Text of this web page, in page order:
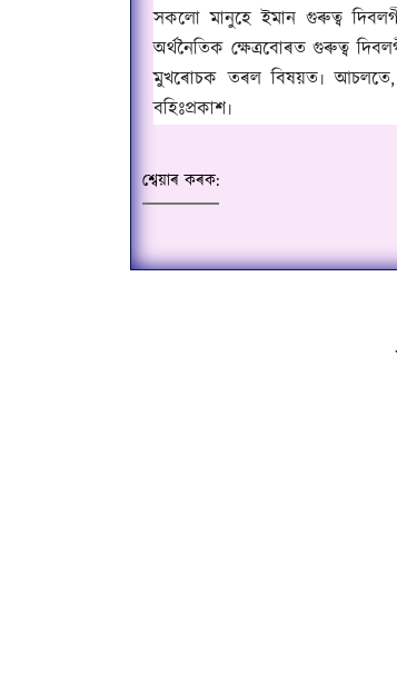
সকলো মানুহে ইমান গুৰুত্ব দিবল
অৰ্থনৈতিক ক্ষেত্ৰবোৰত গুৰুত্ব দিবল
মুখৰোচক তৰল বিষয়ত৷ আচলতে
বহিঃপ্ৰকাশ৷
শ্বেয়াৰ কৰক: